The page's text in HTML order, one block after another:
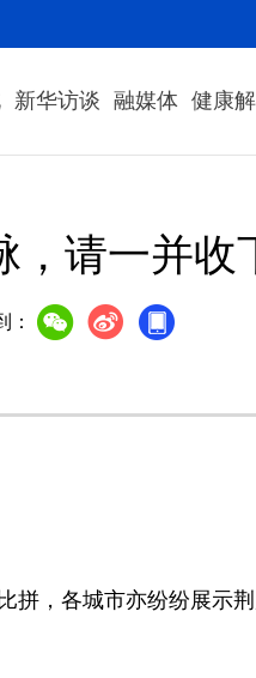
新华访谈 融媒体 健康
，请一并收
：
，各城市亦纷纷展示